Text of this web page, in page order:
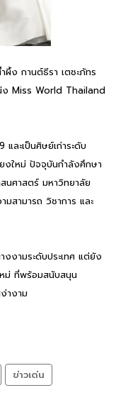
ง กานต์ธีรา เตชะภัทร
ง Miss World Thailand
ละเป็นศิษย์เก่าระดับ
งใหม่ ปัจจุบันกำลังศึกษา
นศาสตร์ มหาวิทยาลัย
สามารถ วิชาการ และ
งงามระดับประเทศ แต่ยัง
ม่ ที่พร้อมสนับสนุน
างาม
ข่าวเด่น